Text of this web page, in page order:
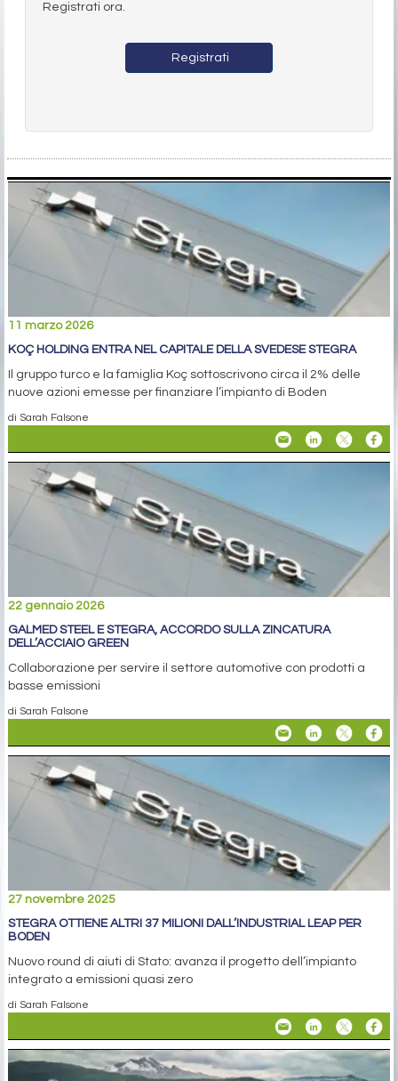
Registrati ora.
Registrati
11 marzo 2026
KOÇ HOLDING ENTRA NEL CAPITALE DELLA SVEDESE STEGRA
Il gruppo turco e la famiglia Koç sottoscrivono circa il 2% delle
nuove azioni emesse per finanziare l’impianto di Boden
di Sarah Falsone
22 gennaio 2026
GALMED STEEL E STEGRA, ACCORDO SULLA ZINCATURA
DELL’ACCIAIO GREEN
Collaborazione per servire il settore automotive con prodotti a
basse emissioni
di Sarah Falsone
27 novembre 2025
STEGRA OTTIENE ALTRI 37 MILIONI DALL’INDUSTRIAL LEAP PER
BODEN
Nuovo round di aiuti di Stato: avanza il progetto dell’impianto
integrato a emissioni quasi zero
di Sarah Falsone